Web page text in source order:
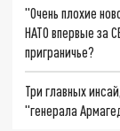
"Очень плохие
НАТО впервые за
приграничье?
Три главных
"генерала